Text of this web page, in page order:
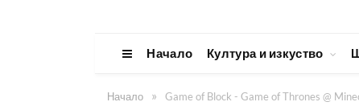
Начало Култура и изкуство
Начало » Game of Block - Game of Thrones @